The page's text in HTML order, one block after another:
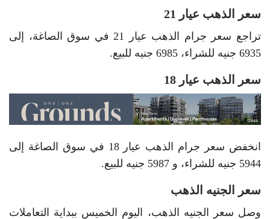
سعر الذهب عيار 21
تراجع سعر جرام الذهب عيار 21 في سوق الصاغة، إلى
6935 جنيه للشراء، 6985 جنيه للبيع.
سعر الذهب عيار 18
انخفض سعر جرام الذهب عيار 18 في سوق الصاغة إلى
5944 جنيه للشراء، و 5987 جنيه للبيع.
سعر الجنيه الذهب
وصل سعر الجنيه الذهب، اليوم الخميس ببداية التعاملات